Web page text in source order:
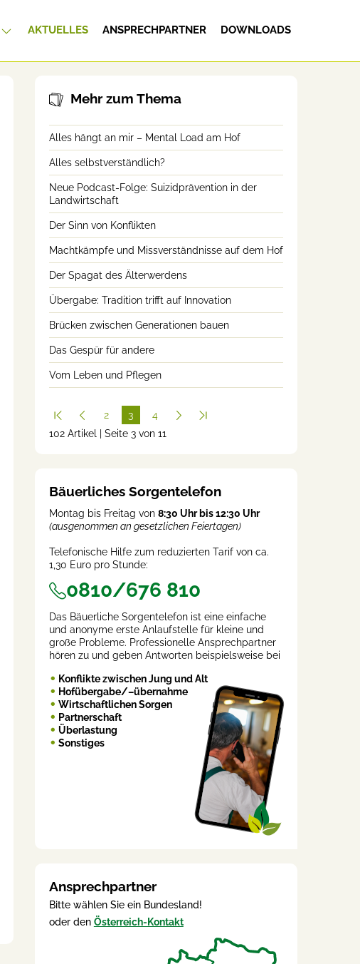
AKTUELLES ANSPRECHPARTNER DOWNLOADS
Mehr zum Thema
Alles hängt an mir – Mental Load am Hof
Alles selbstverständlich?
Neue Podcast-Folge: Suizidprävention in der
Landwirtschaft
Der Sinn von Konflikten
Machtkämpfe und Missverständnisse auf dem Hof
Der Spagat des Älterwerdens
Übergabe: Tradition trifft auf Innovation
Brücken zwischen Generationen bauen
Das Gespür für andere
Vom Leben und Pflegen
2
3
(cur
4
102 Artikel | Seite 3 von 11
Bäuerliches Sorgentelefon
Montag bis Freitag von 8:30 Uhr bis 12:30 Uhr
(ausgenommen an gesetzlichen Feiertagen)
Telefonische Hilfe zum reduzierten Tarif von ca.
1,30 Euro pro Stunde:
0810/676 810
Das Bäuerliche Sorgentelefon ist eine einfache
und anonyme erste Anlaufstelle für kleine und
große Probleme. Professionelle Ansprechpartner
hören zu und geben Antworten beispielsweise bei
Konflikte zwischen Jung und Alt
Hofübergabe/–übernahme
Wirtschaftlichen Sorgen
Partnerschaft
Überlastung
Sonstiges
Ansprechpartner
Bitte wählen Sie ein Bundesland!
oder den Österreich-Kontakt